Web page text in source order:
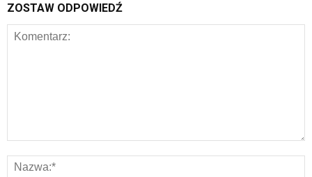
ZOSTAW ODPOWIEDŹ